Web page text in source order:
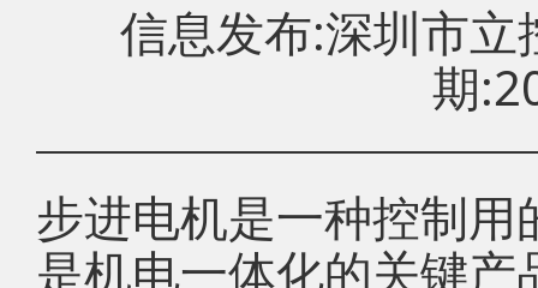
信息发布:深圳市
期
步进电机是一种控制
是机电一体化的关键